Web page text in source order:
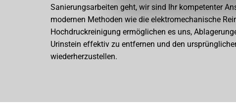
Sanierungsarbeiten geht, wir sind Ihr kompetenter
modernen Methoden wie die elektromechanische
Hochdruckreinigung ermöglichen es uns,
Urinstein effektiv zu entfernen und den
wiederherzustellen.